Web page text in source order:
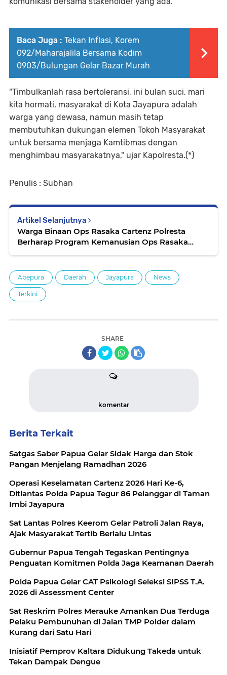
Baca Juga : Tekan Inflasi, Korem
092/Maharajalila Bersama Kodim
0903/Bulungan Gelar Bazar Murah
"Timbulkanlah rasa bertoleransi, ini bulan suci, mari
kita hormati, masyarakat di Kota Jayapura adalah
warga yang dewasa, namun masih tetap
membutuhkan dukungan elemen Tokoh Masyarakat
untuk bersama menjaga Kamtibmas dengan
menghimbau masyarakatnya," ujar Kapolresta.(*)
Penulis : Subhan
Artikel Selanjutnya
Warga Binaan Ops Rasaka Cartenz Polresta
Berharap Program Kemanusian Ops Rasaka
Abepura Daerah Jayapura News
Terkini
SHARE
komentar
Berita Terkait
Satgas Saber Papua Gelar Sidak Harga dan Stok
Pangan Menjelang Ramadhan 2026
Operasi Keselamatan Cartenz 2026 Hari Ke-6,
Ditlantas Polda Papua Tegur 86 Pelanggar di Taman
Imbi Jayapura
Sat Lantas Polres Keerom Gelar Patroli Jalan Raya,
Ajak Masyarakat Tertib Berlalu Lintas
Gubernur Papua Tengah Tegaskan Pentingnya
Penguatan Komitmen Polda Jaga Keamanan Daerah
Polda Papua Gelar CAT Psikologi Seleksi SIPSS T.A.
2026 di Assessment Center
Sat Reskrim Polres Merauke Amankan Dua Terduga
Pelaku Pembunuhan di Jalan TMP Polder dalam
Kurang dari Satu Hari
Inisiatif Pemprov Kaltara Didukung Takeda untuk
Tekan Dampak Dengue